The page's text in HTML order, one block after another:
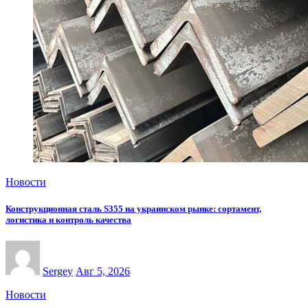
Новости
Конструкционная сталь S355 на украинском рынке: сортамент,
логистика и контроль качества
Sergey Авг 5, 2026
Новости